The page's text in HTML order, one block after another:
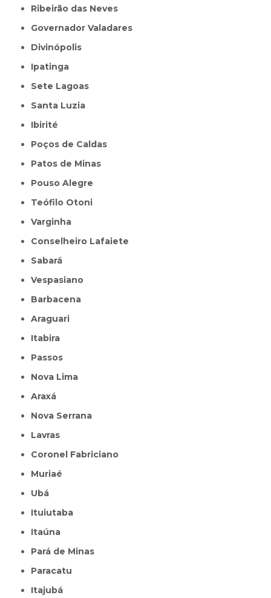
Ribeirão das Neves
Governador Valadares
Divinópolis
Ipatinga
Sete Lagoas
Santa Luzia
Ibirité
Poços de Caldas
Patos de Minas
Pouso Alegre
Teófilo Otoni
Varginha
Conselheiro Lafaiete
Sabará
Vespasiano
Barbacena
Araguari
Itabira
Passos
Nova Lima
Araxá
Nova Serrana
Lavras
Coronel Fabriciano
Muriaé
Ubá
Ituiutaba
Itaúna
Pará de Minas
Paracatu
Itajubá